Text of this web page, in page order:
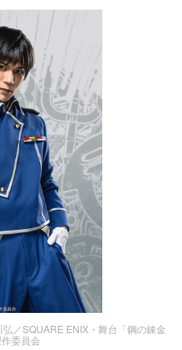
／SQUARE ENIX・舞台「鋼の錬金
委員会